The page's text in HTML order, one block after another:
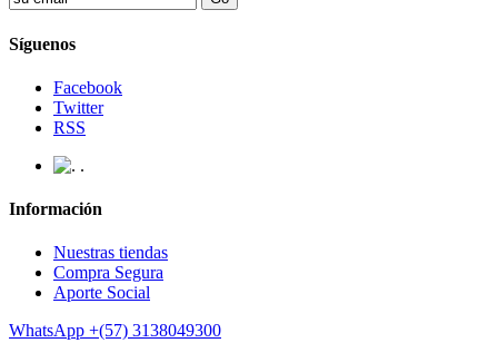
Síguenos
Facebook
Twitter
RSS
.
Información
Nuestras tiendas
Compra Segura
Aporte Social
WhatsApp +(57) 3138049300